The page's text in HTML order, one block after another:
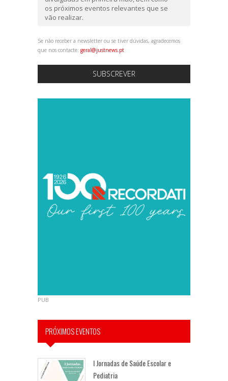
os próximos eventos relevantes que se
vão realizar.
Se não receber a newsletter ou se tiver dúvidas, agradecemos
que nos contacte: geral@justnews.pt
SUBSCREVER
PUB
PRÓXIMOS EVENTOS
I Jornadas de Saúde Escolar e
Pediatria